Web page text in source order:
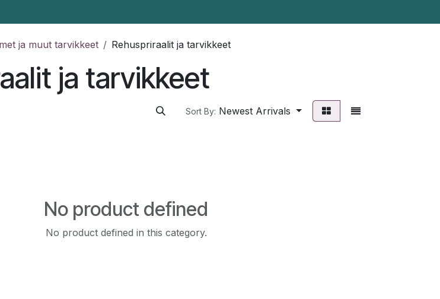
ja muut tarvikkeet Rehuspriraalit ja tarvikkeet
ja tarvikkeet
Sort By: Newest Arrivals
No product defined
No product defined in this category.